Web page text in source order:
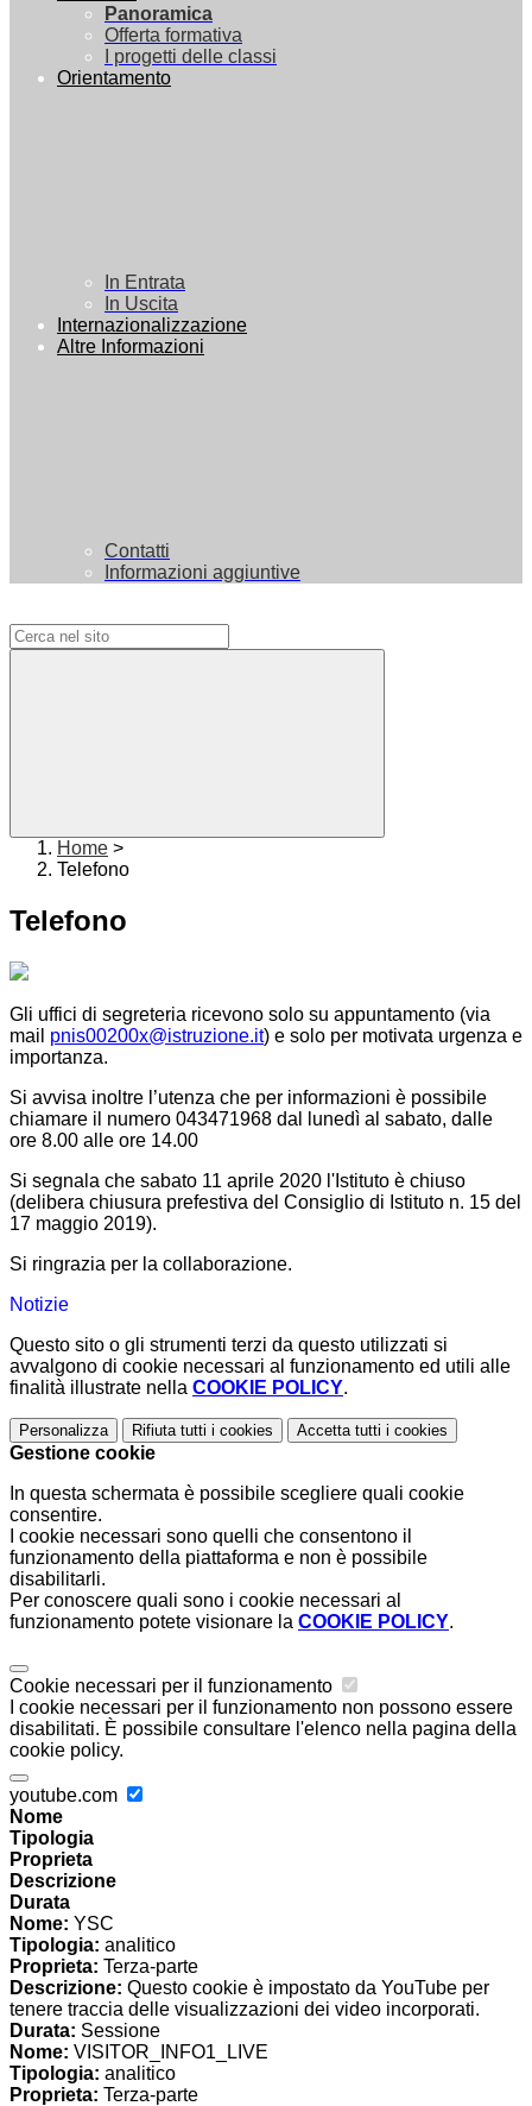
Panoramica
Offerta formativa
I progetti delle classi
Orientamento
In Entrata
In Uscita
Internazionalizzazione
Altre Informazioni
Contatti
Informazioni aggiuntive
Home >
Telefono
Telefono
Gli uffici di segreteria ricevono solo su appuntamento (via
mail pnis00200x@istruzione.it) e solo per motivata urgenza e
importanza.
Si avvisa inoltre l’utenza che per informazioni è possibile
chiamare il numero 043471968 dal lunedì al sabato, dalle
ore 8.00 alle ore 14.00
Si segnala che sabato 11 aprile 2020 l'Istituto è chiuso
(delibera chiusura prefestiva del Consiglio di Istituto n. 15 del
17 maggio 2019).
Si ringrazia per la collaborazione.
Notizie
Questo sito o gli strumenti terzi da questo utilizzati si
avvalgono di cookie necessari al funzionamento ed utili alle
finalità illustrate nella COOKIE POLICY.
Personalizza Rifiuta tutti i cookies Accetta tutti i cookies
Gestione cookie
In questa schermata è possibile scegliere quali cookie
consentire.
I cookie necessari sono quelli che consentono il
funzionamento della piattaforma e non è possibile
disabilitarli.
Per conoscere quali sono i cookie necessari al
funzionamento potete visionare la COOKIE POLICY.
Cookie necessari per il funzionamento
I cookie necessari per il funzionamento non possono essere
disabilitati. È possibile consultare l'elenco nella pagina della
cookie policy.
youtube.com
Nome
Tipologia
Proprieta
Descrizione
Durata
Nome: YSC
Tipologia: analitico
Proprieta: Terza-parte
Descrizione: Questo cookie è impostato da YouTube per
tenere traccia delle visualizzazioni dei video incorporati.
Durata: Sessione
Nome: VISITOR_INFO1_LIVE
Tipologia: analitico
Proprieta: Terza-parte